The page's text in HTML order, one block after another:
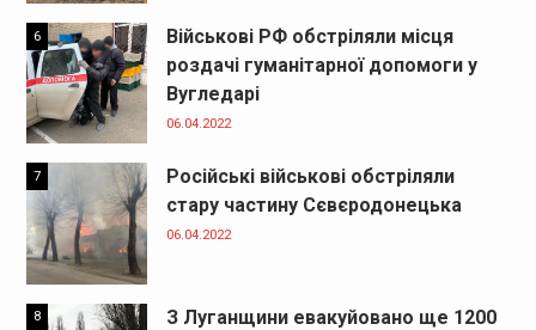
6
Військові РФ обстріляли місця
роздачі гуманітарної допомоги у
Вугледарі
06.04.2022
7
Російські військові обстріляли
стару частину Сєвєродонецька
06.04.2022
8
З Луганщини евакуйовано ще 1200